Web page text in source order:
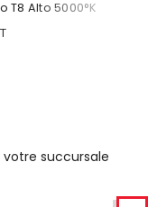
T8 Alto 5000°K
succursale